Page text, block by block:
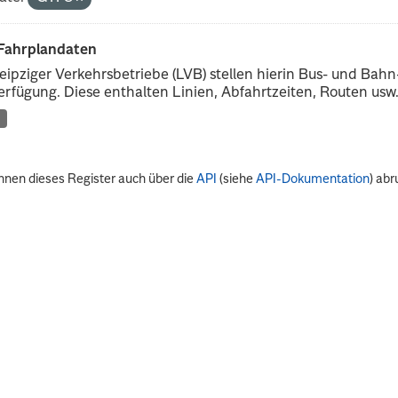
Verkehrsbetriebe (LVB) stellen hierin Bus- und
Diese enthalten Linien, Abfahrtzeiten, Routen
dieses Register auch über dieAPI (sieheAPI-Dokumentation)